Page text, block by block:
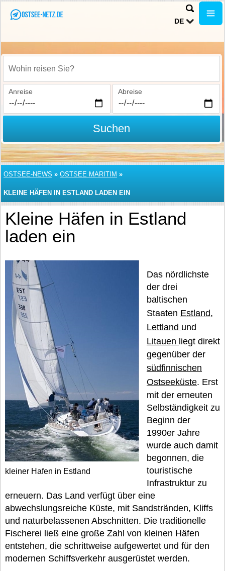
DE
Wohin reisen Sie?
Anreise Abreise
Suchen
OSTSEE-NEWS » OSTSEE MARITIM »
KLEINE HÄFEN IN ESTLAND LADEN EIN
Kleine Häfen in Estland
laden ein
kleiner Hafen in Estland
Das nördlichste
der drei
baltischen
Staaten Estland,
Lettland und
Litauen liegt direkt
gegenüber der
südfinnischen
Ostseeküste. Erst
mit der erneuten
Selbständigkeit zu
Beginn der
1990er Jahre
wurde auch damit
begonnen, die
touristische
Infrastruktur zu
erneuern. Das Land verfügt über eine
abwechslungsreiche Küste, mit Sandstränden, Kliffs
und naturbelassenen Abschnitten. Die traditionelle
Fischerei ließ eine große Zahl von kleinen Häfen
entstehen, die schrittweise aufgewertet und für den
modernen Schiffsverkehr ausgerüstet werden.